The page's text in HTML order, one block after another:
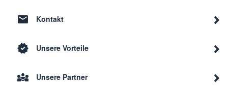
Kontakt
Unsere Vorteile
Unsere Partner